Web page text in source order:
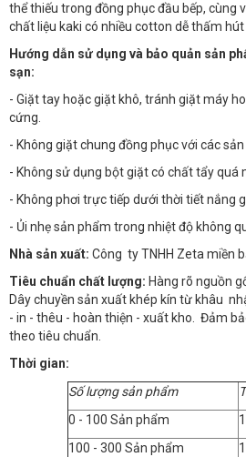
thể thiếu trong đồng phục đầu bếp, cùng
chất liệu kaki có nhiều cotton dễ thấm hút
Hướng dẫn sử dụng và bảo quản sản
sạn:
- Giặt tay hoặc giặt khô, tránh giặt máy
cứng.
- Không giặt chung đồng phục với các
- Không sử dụng bột giặt có chất tẩy quá
- Không phơi trực tiếp dưới thời tiết nắng
- Ủi nhẹ sản phẩm trong nhiệt độ không
Nhà sản xuất: Công ty TNHH Zeta miền
Tiêu chuẩn chất lượng: Hàng rõ nguồn
Dây chuyền sản xuất khép kín từ khâu
- in - thêu - hoàn thiện - xuất kho. Đảm
theo tiêu chuẩn.
Thời gian:
Số lượng sản phẩm
0 - 100 Sản phẩm
100 - 300 Sản phẩm